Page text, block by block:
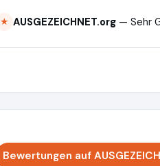
★ AUSGEZEICHNET.org — Sehr
Bewertungen auf